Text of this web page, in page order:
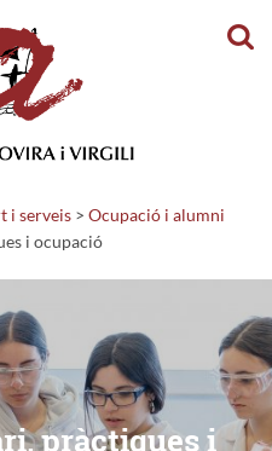
i serveis > Ocupació i alumni
i ocupació
pràctiques i